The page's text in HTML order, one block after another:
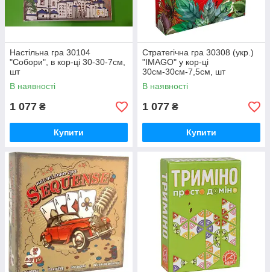
Настільна гра 30104
"Собори", в кор-ці 30-30-7см,
шт
В наявності
1 077 ₴
Купити
Стратегічна гра 30308 (укр.)
"IMAGO" у кор-ці
30см-30см-7,5см, шт
В наявності
1 077 ₴
Купити